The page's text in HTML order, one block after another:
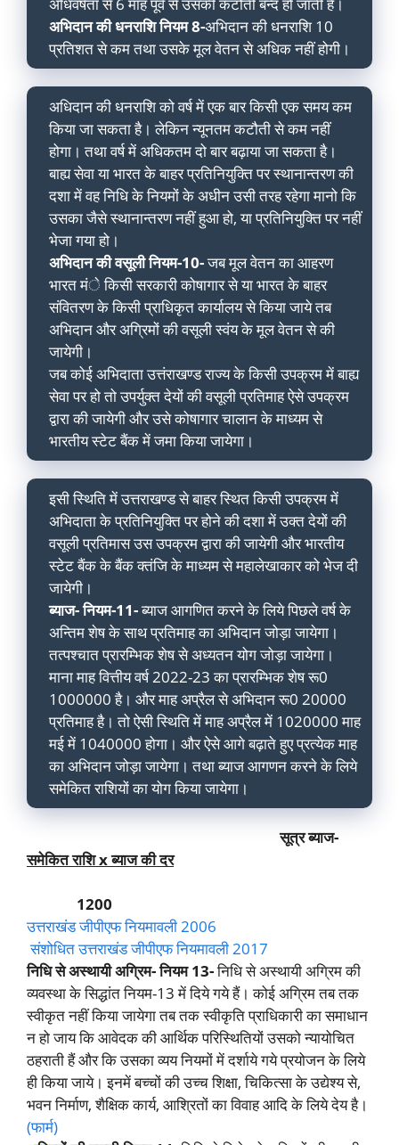
अधिवर्षता से 6 माह पूर्व से उसकी कटौती बन्द हो जाती है।
अभिदान की धनराशि नियम 8-अभिदान की धनराशि 10
प्रतिशत से कम तथा उसके मूल वेतन से अधिक नहीं होगी।
अधिदान की धनराशि को वर्ष में एक बार किसी एक समय कम
किया जा सकता है। लेकिन न्यूनतम कटौती से कम नहीं
होगा। तथा वर्ष में अधिकतम दो बार बढ़ाया जा सकता है।
बाह्य सेवा या भारत के बाहर प्रतिनियुक्ति पर स्थानान्तरण की
दशा में वह निधि के नियमों के अधीन उसी तरह रहेगा मानो कि
उसका जैसे स्थानान्तरण नहीं हुआ हो, या प्रतिनियुक्ति पर नहीं
भेजा गया हो।
अभिदान की वसूली नियम-10-जब मूल वेतन का आहरण
भारत मंे किसी सरकारी कोषागार से या भारत के बाहर
संवितरण के किसी प्राधिकृत कार्यालय से किया जाये तब
अभिदान और अग्रिमों की वसूली स्वंय के मूल वेतन से की
जायेगी।
जब कोई अभिदाता उत्तंराखण्ड राज्य के किसी उपक्रम में बाह्य
सेवा पर हो तो उपर्युक्त देयों की वसूली प्रतिमाह ऐसे उपक्रम
द्वारा की जायेगी और उसे कोषागार चालान के माध्यम से
भारतीय स्टेट बैंक में जमा किया जायेगा।
इसी स्थिति में उत्तराखण्ड से बाहर स्थित किसी उपक्रम में
अभिदाता के प्रतिनियुक्ति पर होने की दशा में उक्त देयों की
वसूली प्रतिमास उस उपक्रम द्वारा की जायेगी और भारतीय
स्टेट बैंक के बैंक क्तंजि के माध्यम से महालेखाकार को भेज दी
जायेगी।
ब्याज- नियम-11-ब्याज आगणित करने के लिये पिछले वर्ष के
अन्तिम शेष के साथ प्रतिमाह का अभिदान जोड़ा जायेगा।
तत्पश्चात प्रारम्भिक शेष से अध्यतन योग जोड़ा जायेगा।
माना माह वित्तीय वर्ष 2022-23 का प्रारम्भिक शेष रू0
1000000 है। और माह अप्रैल से अभिदान रू0 20000
प्रतिमाह है। तो ऐसी स्थिति में माह अप्रैल में 1020000 माह
मई में 1040000 होगा। और ऐसे आगे बढ़ाते हुए प्रत्येक माह
का अभिदान जोड़ा जायेगा। तथा ब्याज आगणन करने के लिये
समेकित राशियों का योग किया जायेगा।
सूत्र ब्याज-
समेकित राशि x ब्याज की दर
1200
उत्तराखंड जीपीएफ नियमावली 2006
संशोधित उत्तराखंड जीपीएफ नियमावली 2017
निधि से अस्थायी अग्रिम- नियम 13-निधि से अस्थायी अग्रिम की
व्यवस्था के सिद्धांत नियम-13 में दिये गये हैं। कोई अग्रिम तब तक
स्वीकृत नहीं किया जायेगा तब तक स्वीकृति प्राधिकारी का समाधान
न हो जाय कि आवेदक की आर्थिक परिस्थितियों उसको न्यायोचित
ठहराती हैं और कि उसका व्यय नियमों में दर्शाये गये प्रयोजन के लिये
ही किया जाये। इनमें बच्चों की उच्च शिक्षा, चिकित्सा के उद्येश्य से,
भवन निर्माण, शैक्षिक कार्य, आश्रितों का विवाह आदि के लिये देय है।
(फार्म)